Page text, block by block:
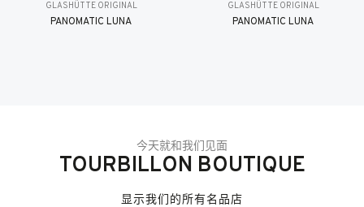
GLASHÜTTE ORIGINAL
PANOMATIC LUNA
GLASHÜTTE ORIGINAL
PANOMATIC LUNA
今天就和我们见面
TOURBILLON BOUTIQUE
显示我们的所有名品店